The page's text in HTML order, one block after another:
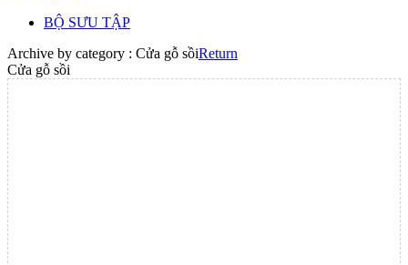
BỘ SƯU TẬP
Archive by category : Cửa gỗ sồiReturn
Cửa gỗ sồi